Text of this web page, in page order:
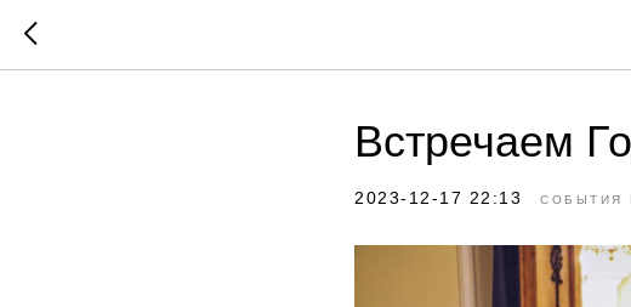
Встречаем
2023-12-17 22:13 СОБЫТИЯ